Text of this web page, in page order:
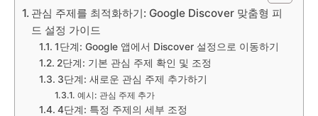
관심 주제를 최적화하기: Google Discover 맞춤형 피
드 설정 가이드
1단계: Google 앱에서 Discover 설정으로 이동하기
2단계: 기본 관심 주제 확인 및 조정
3단계: 새로운 관심 주제 추가하기
예시: 관심 주제 추가
4단계: 특정 주제의 세부 조정